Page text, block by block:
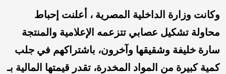
وكانت وزارة الداخلية المصرية ، أعلنت إحباط
محاولة تشكيل عصابي تتزعمه الإعلامية والمنتجة
سارة خليفة وشقيقها وآخرون، باشتراكهم في جلب
كمية كبيرة من المواد المخدرة، تقدر قيمتها المالية بـ